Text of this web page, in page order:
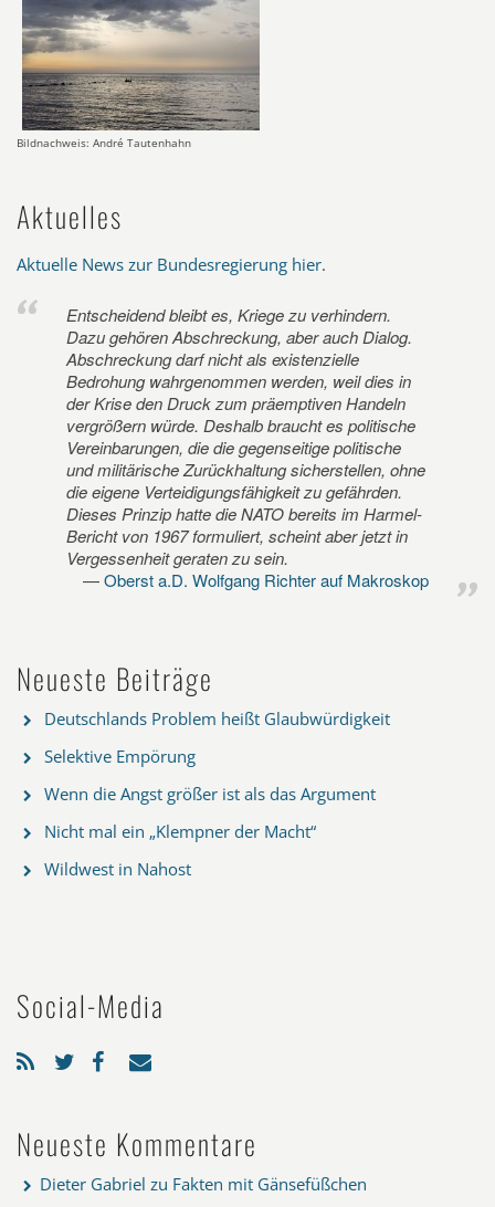
Bildnachweis: André Tautenhahn
Aktuelles
Aktuelle News zur Bundesregierung hier.
Entscheidend bleibt es, Kriege zu verhindern.
Dazu gehören Abschreckung, aber auch Dialog.
Abschreckung darf nicht als existenzielle
Bedrohung wahrgenommen werden, weil dies in
der Krise den Druck zum präemptiven Handeln
vergrößern würde. Deshalb braucht es politische
Vereinbarungen, die die gegenseitige politische
und militärische Zurückhaltung sicherstellen, ohne
die eigene Verteidigungsfähigkeit zu gefährden.
Dieses Prinzip hatte die NATO bereits im Harmel-
Bericht von 1967 formuliert, scheint aber jetzt in
Vergessenheit geraten zu sein.
Oberst a.D. Wolfgang Richter auf Makroskop
Neueste Beiträge
Deutschlands Problem heißt Glaubwürdigkeit
Selektive Empörung
Wenn die Angst größer ist als das Argument
Nicht mal ein „Klempner der Macht“
Wildwest in Nahost
Social-Media
Neueste Kommentare
Dieter Gabriel zu Fakten mit Gänsefüßchen